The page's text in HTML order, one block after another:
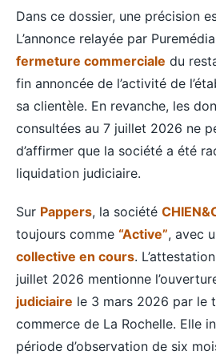
Dans ce dossier, une précision
L’annonce relayée par
fermeture commerciale du
fin annoncée de l’activité de
sa clientèle. En revanche, les
consultées au 7 juillet 2026 ne
d’affirmer que la société a été
liquidation judiciaire.
Sur Pappers, la société
toujours comme “Active”, avec
collective en cours.
juillet 2026 mentionne
judiciaire le 3 mars 2026 par le
commerce de La Rochelle. Elle
période d’observation de six